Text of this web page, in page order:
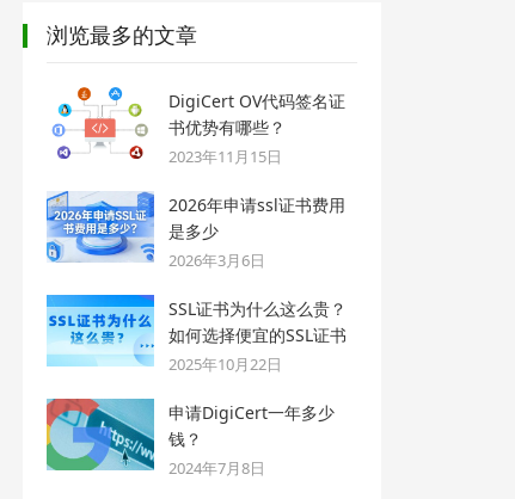
浏览最多的文章
DigiCert OV代码签名证
书优势有哪些？
2023年11月15日
2026年申请ssl证书费用
是多少
2026年3月6日
SSL证书为什么这么贵？
如何选择便宜的SSL证书
2025年10月22日
申请DigiCert一年多少
钱？
2024年7月8日